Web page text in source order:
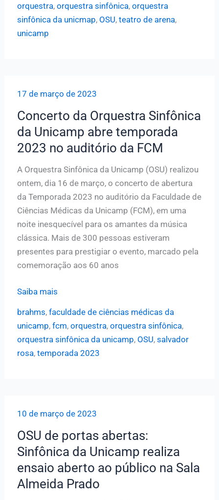
Unicamp
apresenta
de
e
Campinas
orquestra, orquestra sinfônica, orquestra
sinfônica da unicmap, OSU, teatro de arena,
unicamp
17 de março de 2023
Concerto da Orquestra Sinfônica
da Unicamp abre temporada
2023 no auditório da FCM
A Orquestra Sinfônica da Unicamp (OSU) realizou
ontem, dia 16 de março, o concerto de abertura
da Temporada 2023 no auditório da Faculdade de
Ciências Médicas da Unicamp (FCM), em uma
noite inesquecível para os amantes da música
clássica. Mais de 300 pessoas estiveram
presentes para prestigiar o evento, marcado pela
comemoração aos 60 anos
Concerto
Orquestra
Sinfônica
da
Unicamp
no
da
FCM
Saiba mais
brahms, faculdade de ciências médicas da
unicamp, fcm, orquestra, orquestra sinfônica,
orquestra sinfônica da unicamp, OSU, salvador
rosa, temporada 2023
10 de março de 2023
OSU de portas abertas:
Sinfônica da Unicamp realiza
ensaio aberto ao público na Sala
Almeida Prado